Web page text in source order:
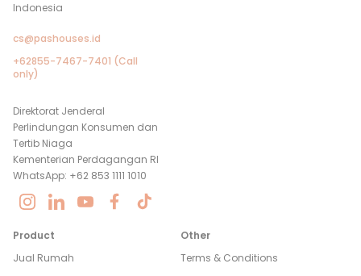
Indonesia
cs@pashouses.id
+62855-7467-7401 (Call
only)
Direktorat Jenderal
Perlindungan Konsumen dan
Tertib Niaga
Kementerian Perdagangan RI
WhatsApp: +62 853 1111 1010
Product
Jual Rumah
Other
Terms & Conditions